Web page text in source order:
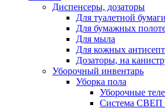
Диспенсеры, дозаторы
Для туалетной бумаги
Для бумажных
Для мыла
Для кожных
Дозаторы, на
Уборочный инвентарь
Уборка пола
Уборочные
Система СВЕП